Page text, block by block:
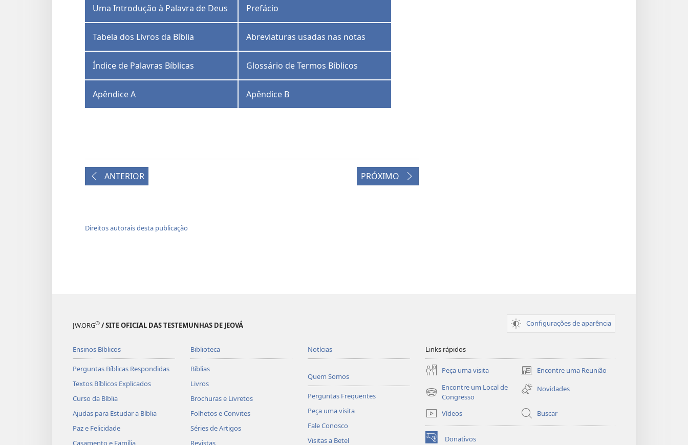
Uma Introdução à Palavra de Deus Prefácio
Tabela dos Livros da Bíblia Abreviaturas usadas nas notas
Índice de Palavras Bíblicas Glossário de Termos Bíblicos
Apêndice A Apêndice B
ANTERIOR PRÓXIMO
Direitos autorais desta publicação
JW.ORG® / SITE OFICIAL DAS TESTEMUNHAS DE JEOVÁ Configurações de aparência
Ensinos Bíblicos
Perguntas Bíblicas Respondidas
Textos Bíblicos Explicados
Curso da Bíblia
Ajudas para Estudar a Bíblia
Paz e Felicidade
Casamento e Família
Biblioteca
Bíblias
Livros
Brochuras e Livretos
Folhetos e Convites
Séries de Artigos
Revistas
Notícias
Quem Somos
Perguntas Frequentes
Peça uma visita
Fale Conosco
Visitas a Betel
Links rápidos
Peça uma visita Encontre uma Reunião
(abre
nova
janela)
Encontre um Local de
Congresso
(abre
janela)
Novidades
Vídeos Buscar
Donativos